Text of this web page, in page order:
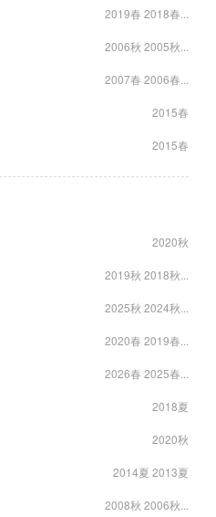
2019春 2018春...
2006秋 2005秋...
2007春 2006春...
2015春
2015春
2020秋
2019秋 2018秋...
2025秋 2024秋...
2020春 2019春...
2026春 2025春...
2018夏
2020秋
2014夏 2013夏
2008秋 2006秋...